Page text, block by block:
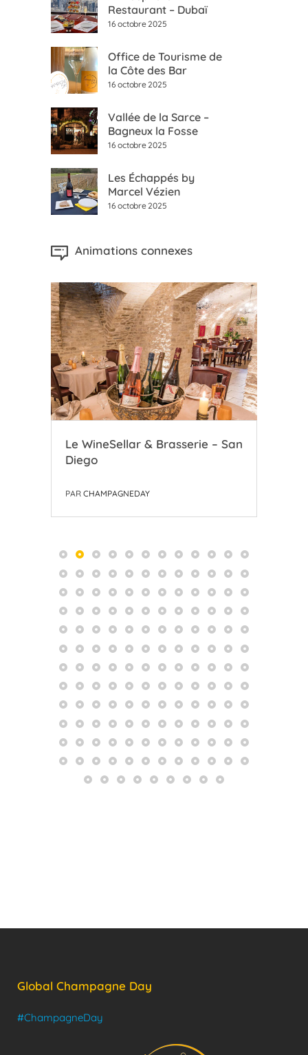
Restaurant – Dubaï
16 octobre 2025
Office de Tourisme de
la Côte des Bar
16 octobre 2025
Vallée de la Sarce –
Bagneux la Fosse
16 octobre 2025
Les Échappés by
Marcel Vézien
16 octobre 2025
Animations connexes
Le WineSellar & Brasserie – San
Diego
PAR CHAMPAGNEDAY
Global Champagne Day
#ChampagneDay